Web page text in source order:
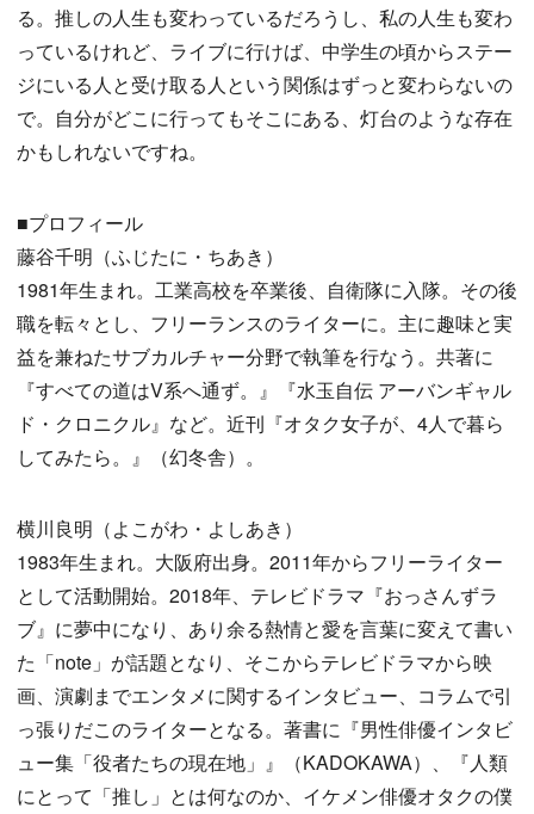
る。推しの人生も変わっているだろうし、私の人生も変わ
っているけれど、ライブに行けば、中学生の頃からステー
ジにいる人と受け取る人という関係はずっと変わらないの
で。自分がどこに行ってもそこにある、灯台のような存在
かもしれないですね。
■プロフィール
藤谷千明（ふじたに・ちあき）
1981年生まれ。工業高校を卒業後、自衛隊に入隊。その後
職を転々とし、フリーランスのライターに。主に趣味と実
益を兼ねたサブカルチャー分野で執筆を行なう。共著に
『すべての道はV系へ通ず。』『水玉自伝 アーバンギャル
ド・クロニクル』など。近刊『オタク女子が、4人で暮ら
してみたら。』（幻冬舎）。
横川良明（よこがわ・よしあき）
1983年生まれ。大阪府出身。2011年からフリーライター
として活動開始。2018年、テレビドラマ『おっさんずラ
ブ』に夢中になり、あり余る熱情と愛を言葉に変えて書い
た「note」が話題となり、そこからテレビドラマから映
画、演劇までエンタメに関するインタビュー、コラムで引
っ張りだこのライターとなる。著書に『男性俳優インタビ
ュー集「役者たちの現在地」』（KADOKAWA）、『人類
にとって「推し」とは何なのか、イケメン俳優オタクの僕